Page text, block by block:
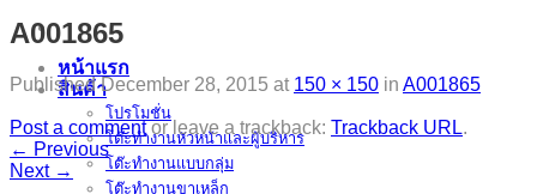
หน้าแรก
สินค้า
โปรโมชั่น
โต๊ะทำงานหัวหน้าและผู้บริหาร
โต๊ะทำงานแบบกลุ่ม
โต๊ะทำงานขาเหล็ก
A001865
PublishedDecember 28, 2015 at 150 × 150 in A001865
Post a commentor leave a trackback: Trackback URL.
← Previous
Next →